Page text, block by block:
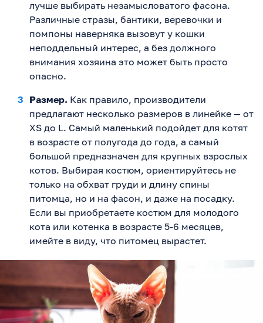
лучше выбирать незамысловатого фасона.
Различные стразы, бантики, веревочки и
помпоны наверняка вызовут у кошки
неподдельный интерес, а без должного
внимания хозяина это может быть просто
опасно.
Размер. Как правило, производители
предлагают несколько размеров в линейке — от
XS до L. Самый маленький подойдет для котят
в возрасте от полугода до года, а самый
большой предназначен для крупных взрослых
котов. Выбирая костюм, ориентируйтесь не
только на обхват груди и длину спины
питомца, но и на фасон, и даже на посадку.
Если вы приобретаете костюм для молодого
кота или котенка в возрасте 5-6 месяцев,
имейте в виду, что питомец вырастет.